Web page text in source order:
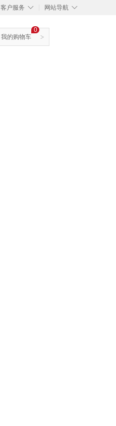
◇
客户服务 ◇
网站导航
>
0
我的购物车